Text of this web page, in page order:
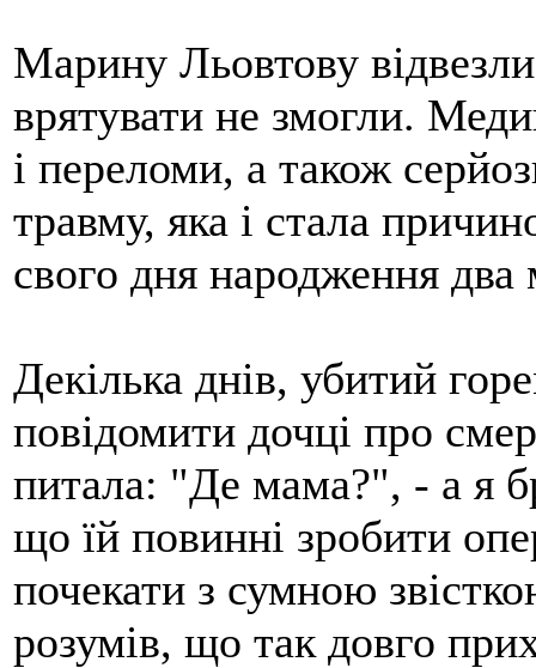
Марину Льовтову
врятувати не змогли.
і переломи, а також
травму, яка і стала
свого дня народження два
Декілька днів, убитий
повідомити дочці про
питала: "Де мама?", - а я
що їй повинні зробити
почекати з сумною
розумів, що так довго